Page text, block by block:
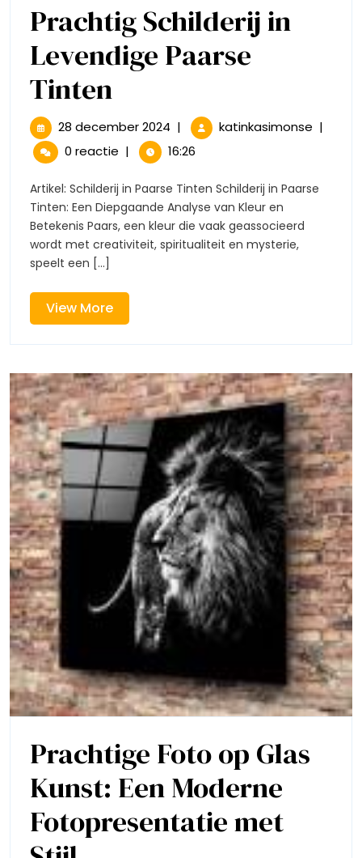
Prachtig Schilderij in
Levendige Paarse
TintenPrachtig
Schilderij
in
Levendige
Paarse
Tinten
28 december 2024 28
december
2024
| katinkasimonse Prachtig
Paarse
|
0 reactie | 16:26
Artikel: Schilderij in Paarse Tinten Schilderij in Paarse
Tinten: Een Diepgaande Analyse van Kleur en
Betekenis Paars, een kleur die vaak geassocieerd
wordt met creativiteit, spiritualiteit en mysterie,
speelt een [...]
View MoreView
More
Prachtige Foto op Glas
Kunst: Een Moderne
Fotopresentatie met